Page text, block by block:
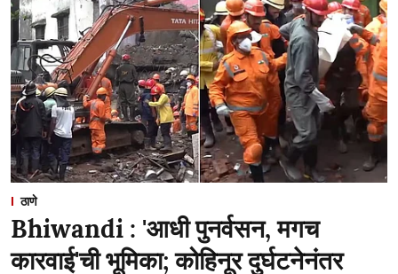
ठाणे
Bhiwandi : 'आधी पुनर्वसन, मगच
कारवाई'ची भूमिका; कोहिनूर दुर्घटनेनंतर